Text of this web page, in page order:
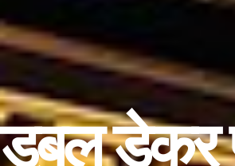
डबल